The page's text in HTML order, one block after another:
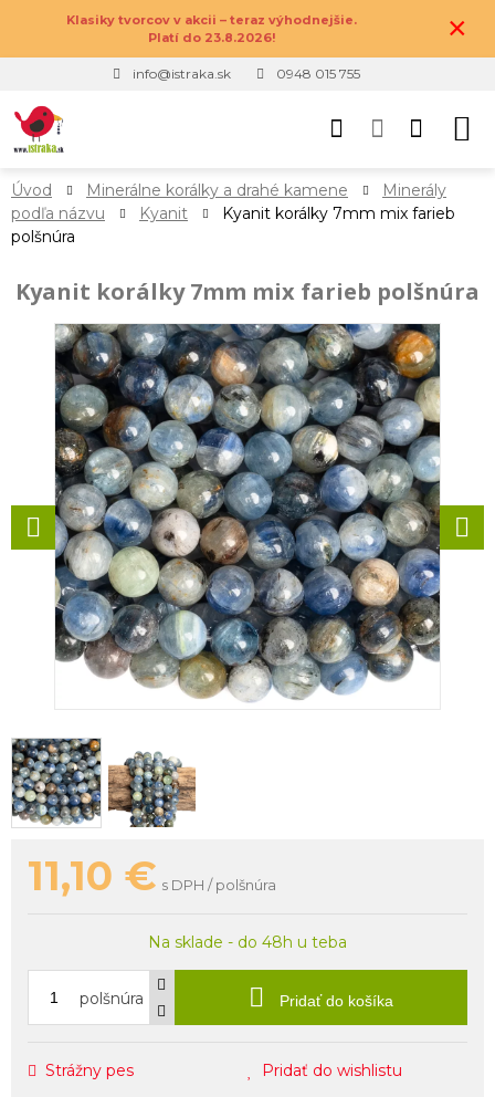
Klasiky tvorcov v akcii – teraz výhodnejšie.
Platí do 23.8.2026!
×
info@istraka.sk 0948 015 755
Úvod Minerálne korálky a drahé kamene
Minerály
podľa názvu
Kyanit
Kyanit korálky 7mm mix farieb
polšnúra
Kyanit korálky 7mm mix farieb polšnúra
11,10 € s DPH / polšnúra
Na sklade - do 48h u teba
polšnúra Pridať do košíka
Strážny pes Pridať do wishlistu